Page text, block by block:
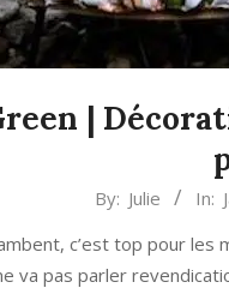
|
By: Julie In:
c’est top pour les
va pas parler